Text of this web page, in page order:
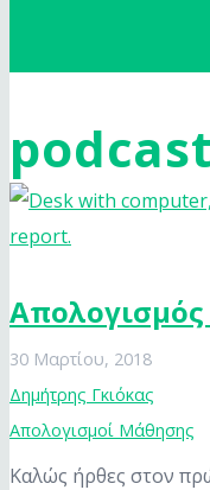
30 Μαρτίου, 2018
Δημήτρης Γκιόκας
Απολογισμοί Μάθησης
Καλώς ήρθες στον